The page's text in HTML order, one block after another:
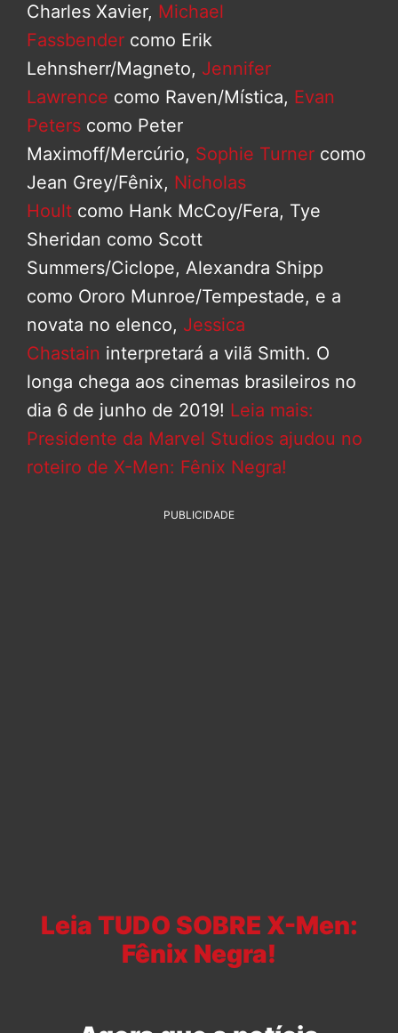
Charles Xavier, Michael
Fassbender como Erik
Lehnsherr/Magneto, Jennifer
Lawrence como Raven/Mística, Evan
Peters como Peter
Maximoff/Mercúrio, Sophie Turner como
Jean Grey/Fênix, Nicholas
Hoult como Hank McCoy/Fera, Tye
Sheridan como Scott
Summers/Ciclope, Alexandra Shipp
como Ororo Munroe/Tempestade, e a
novata no elenco, Jessica
Chastain interpretará a vilã Smith. O
longa chega aos cinemas brasileiros no
dia 6 de junho de 2019! Leia mais:
Presidente da Marvel Studios ajudou no
roteiro de X-Men: Fênix Negra!
PUBLICIDADE
Leia TUDO SOBRE X-Men:
Fênix Negra!